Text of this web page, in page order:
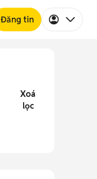
Đăng tin
Xoá
lọc